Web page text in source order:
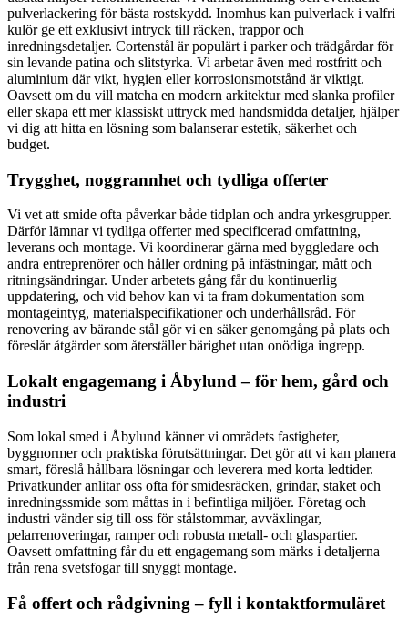
pulverlackering för bästa rostskydd. Inomhus kan pulverlack i valfri
kulör ge ett exklusivt intryck till räcken, trappor och
inredningsdetaljer. Cortenstål är populärt i parker och trädgårdar för
sin levande patina och slitstyrka. Vi arbetar även med rostfritt och
aluminium där vikt, hygien eller korrosionsmotstånd är viktigt.
Oavsett om du vill matcha en modern arkitektur med slanka profiler
eller skapa ett mer klassiskt uttryck med handsmidda detaljer, hjälper
vi dig att hitta en lösning som balanserar estetik, säkerhet och
budget.
Trygghet, noggrannhet och tydliga offerter
Vi vet att smide ofta påverkar både tidplan och andra yrkesgrupper.
Därför lämnar vi tydliga offerter med specificerad omfattning,
leverans och montage. Vi koordinerar gärna med byggledare och
andra entreprenörer och håller ordning på infästningar, mått och
ritningsändringar. Under arbetets gång får du kontinuerlig
uppdatering, och vid behov kan vi ta fram dokumentation som
montageintyg, materialspecifikationer och underhållsråd. För
renovering av bärande stål gör vi en säker genomgång på plats och
föreslår åtgärder som återställer bärighet utan onödiga ingrepp.
Lokalt engagemang i Åbylund – för hem, gård och
industri
Som lokal smed i Åbylund känner vi områdets fastigheter,
byggnormer och praktiska förutsättningar. Det gör att vi kan planera
smart, föreslå hållbara lösningar och leverera med korta ledtider.
Privatkunder anlitar oss ofta för smidesräcken, grindar, staket och
inredningssmide som måttas in i befintliga miljöer. Företag och
industri vänder sig till oss för stålstommar, avväxlingar,
pelarrenoveringar, ramper och robusta metall- och glaspartier.
Oavsett omfattning får du ett engagemang som märks i detaljerna –
från rena svetsfogar till snyggt montage.
Få offert och rådgivning – fyll i kontaktformuläret